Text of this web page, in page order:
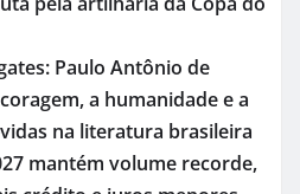
Paulo Antônio de
a humanidade e a
na literatura brasileira
mantém volume recorde,